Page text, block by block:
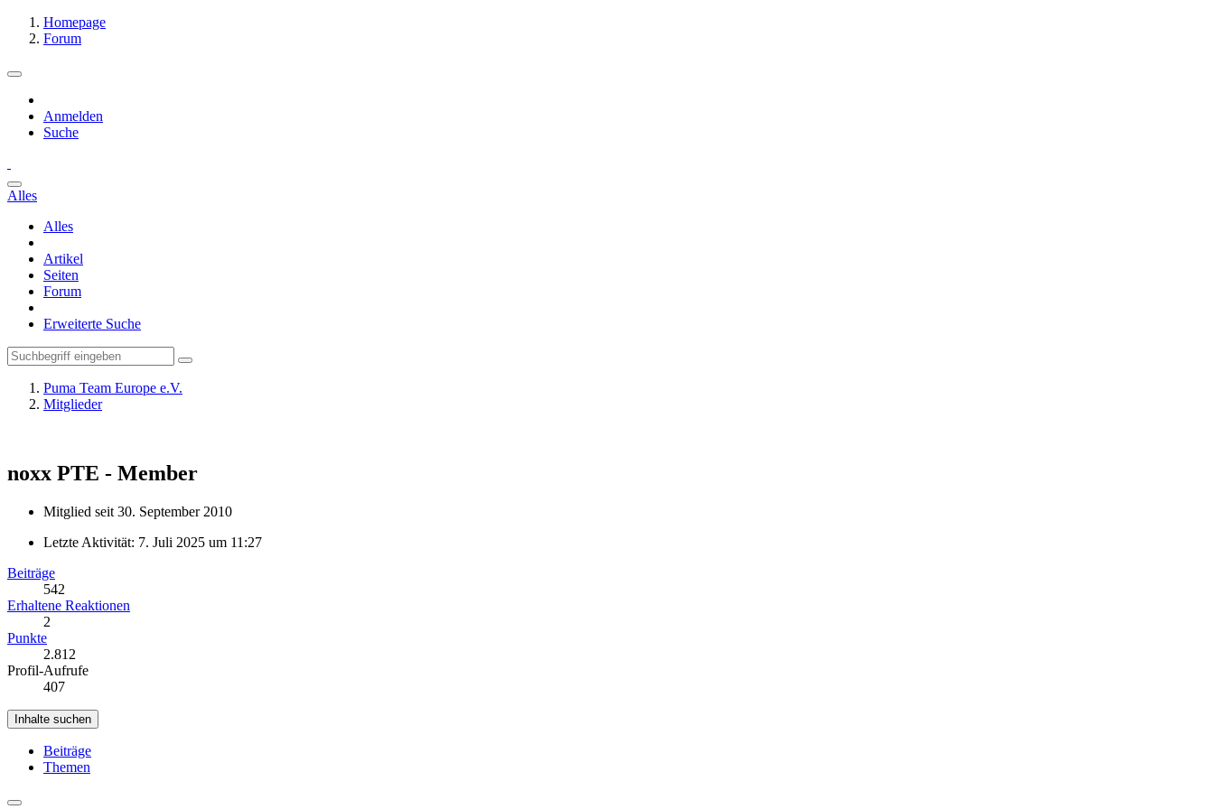
Homepage
Forum
Anmelden
Suche
Alles
Alles
Artikel
Seiten
Forum
Erweiterte Suche
Puma Team Europe e.V.
Mitglieder
noxx PTE - Member
Mitglied seit 30. September 2010
Letzte Aktivität: 7. Juli 2025 um 11:27
Beiträge
542
Erhaltene Reaktionen
2
Punkte
2.812
Profil-Aufrufe
407
Inhalte suchen
Beiträge
Themen